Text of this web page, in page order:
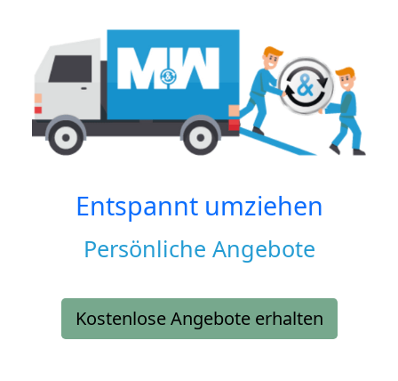
Entspannt umziehen
Persönliche Angebote
Kostenlose Angebote erhalten